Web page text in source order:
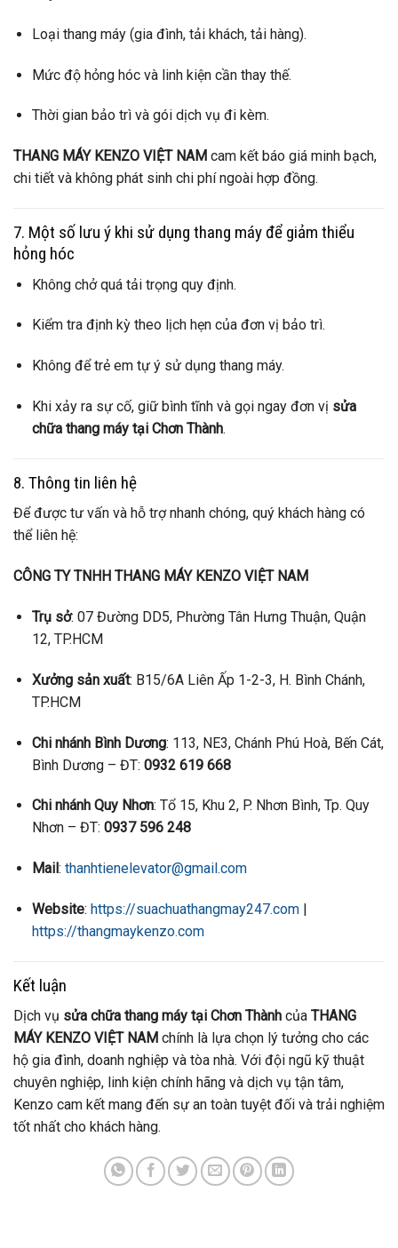
Loại thang máy (gia đình, tải khách, tải hàng).
Mức độ hỏng hóc và linh kiện cần thay thế.
Thời gian bảo trì và gói dịch vụ đi kèm.
THANG MÁY KENZO VIỆT NAM cam kết báo giá minh bạch,
chi tiết và không phát sinh chi phí ngoài hợp đồng.
7. Một số lưu ý khi sử dụng thang máy để giảm thiểu
hỏng hóc
Không chở quá tải trọng quy định.
Kiểm tra định kỳ theo lịch hẹn của đơn vị bảo trì.
Không để trẻ em tự ý sử dụng thang máy.
Khi xảy ra sự cố, giữ bình tĩnh và gọi ngay đơn vị sửa
chữa thang máy tại Chơn Thành.
8. Thông tin liên hệ
Để được tư vấn và hỗ trợ nhanh chóng, quý khách hàng có
thể liên hệ:
CÔNG TY TNHH THANG MÁY KENZO VIỆT NAM
Trụ sở: 07 Đường DD5, Phường Tân Hưng Thuận, Quận
12, TP.HCM
Xưởng sản xuất: B15/6A Liên Ấp 1-2-3, H. Bình Chánh,
TP.HCM
Chi nhánh Bình Dương: 113, NE3, Chánh Phú Hoà, Bến Cát,
Bình Dương – ĐT: 0932 619 668
Chi nhánh Quy Nhơn: Tổ 15, Khu 2, P. Nhơn Bình, Tp. Quy
Nhơn – ĐT: 0937 596 248
Mail : thanhtienelevator@gmail.com
Website: https://suachuathangmay247.com|
https://thangmaykenzo.com
Kết luận
Dịch vụ sửa chữa thang máy tại Chơn Thành của THANG
MÁY KENZO VIỆT NAM chính là lựa chọn lý tưởng cho các
hộ gia đình, doanh nghiệp và tòa nhà. Với đội ngũ kỹ thuật
chuyên nghiệp, linh kiện chính hãng và dịch vụ tận tâm,
Kenzo cam kết mang đến sự an toàn tuyệt đối và trải nghiệm
tốt nhất cho khách hàng.